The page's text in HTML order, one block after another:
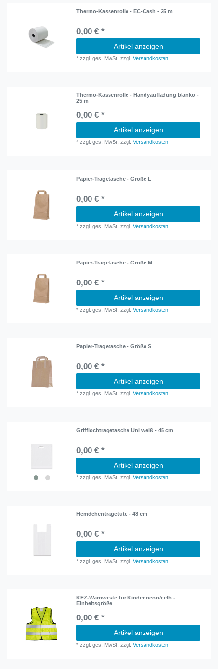
Thermo-Kassenrolle - EC-Cash - 25 m
0,00 € *
Artikel anzeigen
*zzgl. ges. MwSt. zzgl.Versandkosten
Thermo-Kassenrolle - Handyaufladung blanko -
25 m
0,00 € *
Artikel anzeigen
*zzgl. ges. MwSt. zzgl.Versandkosten
Papier-Tragetasche - Größe L
0,00 € *
Artikel anzeigen
*zzgl. ges. MwSt. zzgl.Versandkosten
Papier-Tragetasche - Größe M
0,00 € *
Artikel anzeigen
*zzgl. ges. MwSt. zzgl.Versandkosten
Papier-Tragetasche - Größe S
0,00 € *
Artikel anzeigen
*zzgl. ges. MwSt. zzgl.Versandkosten
Grifflochtragetasche Uni weiß - 45 cm
0,00 € *
Artikel anzeigen
*zzgl. ges. MwSt. zzgl.Versandkosten
Hemdchentragetüte - 48 cm
0,00 € *
Artikel anzeigen
*zzgl. ges. MwSt. zzgl.Versandkosten
KFZ-Warnweste für Kinder neon/gelb -
Einheitsgröße
0,00 € *
Artikel anzeigen
*zzgl. ges. MwSt. zzgl.Versandkosten